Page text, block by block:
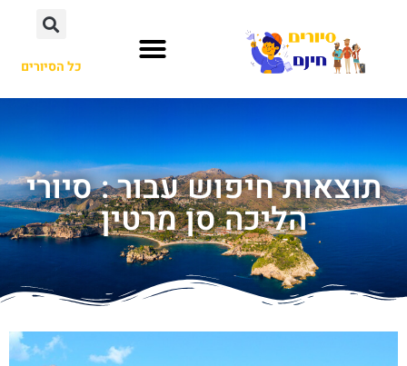
כל הסיורים
תוצאות חיפוש עבור : סיורי
הליכה סן מרטין